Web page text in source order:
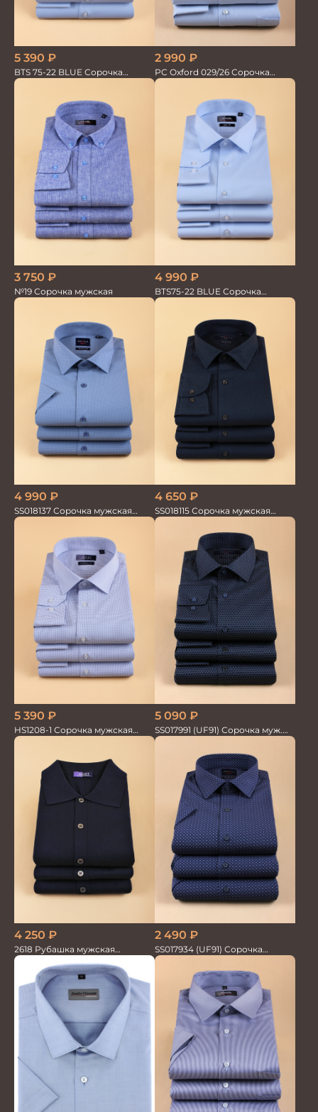
5 390 ₽
BTS 75-22 BLUE Сорочка
мужская лайкра бамбук
2 990 ₽
PC Oxford 029/26 Сорочка
3 750 ₽
№19 Сорочка мужская
4 990 ₽
BTS75-22 BLUE Сорочка
мужская лайкра бамбук
4 990 ₽
SS018137 Сорочка мужская
кор.рукав GROSTYLE TRENDY
4 650 ₽
SS018115 Сорочка мужская
GROSTYLE PRIME
5 390 ₽
HS1208-1 Сорочка мужская
голубая мел.клетка
5 090 ₽
SS017991 (UF91) Сорочка муж.
GROSTYLE
4 250 ₽
2618 Рубашка мужская
кор.рукав трикотажная т.син.
100%хлопок
2 490 ₽
SS017934 (UF91) Сорочка
мужская кор. рук. GROSTYLE